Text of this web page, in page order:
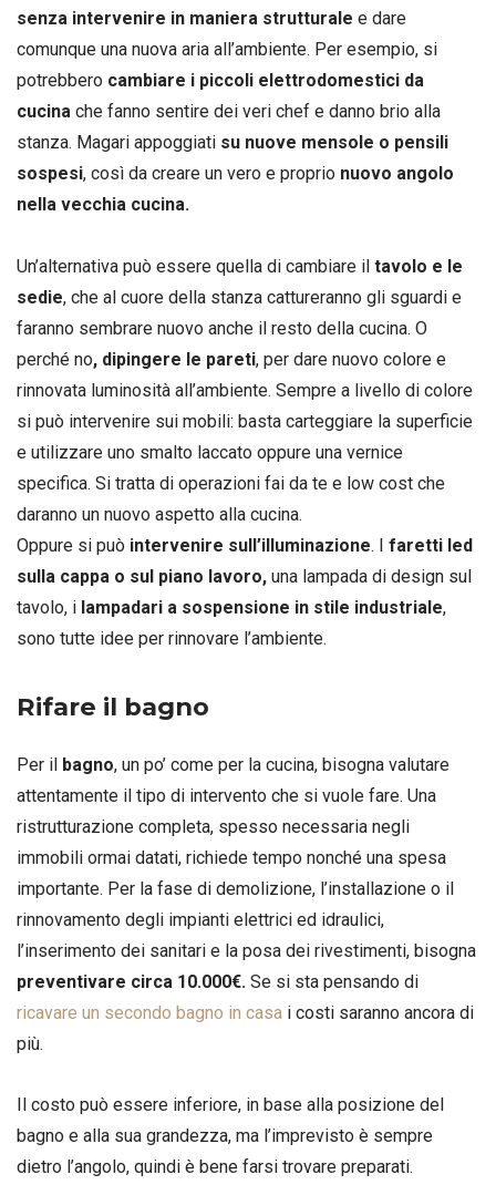
senza intervenire in maniera strutturale e dare
comunque una nuova aria all’ambiente. Per esempio, si
potrebbero cambiare i piccoli elettrodomestici da
cucina che fanno sentire dei veri chef e danno brio alla
stanza. Magari appoggiati su nuove mensole o pensili
sospesi, così da creare un vero e proprio nuovo angolo
nella vecchia cucina.
Un’alternativa può essere quella di cambiare il tavolo e le
sedie, che al cuore della stanza cattureranno gli sguardi e
faranno sembrare nuovo anche il resto della cucina. O
perché no, dipingere le pareti, per dare nuovo colore e
rinnovata luminosità all’ambiente. Sempre a livello di colore
si può intervenire sui mobili: basta carteggiare la superficie
e utilizzare uno smalto laccato oppure una vernice
specifica. Si tratta di operazioni fai da te e low cost che
daranno un nuovo aspetto alla cucina.
Oppure si può intervenire sull’illuminazione. I faretti led
sulla cappa o sul piano lavoro, una lampada di design sul
tavolo, i lampadari a sospensione in stile industriale,
sono tutte idee per rinnovare l’ambiente.
Rifare il bagno
Per il bagno, un po’ come per la cucina, bisogna valutare
attentamente il tipo di intervento che si vuole fare. Una
ristrutturazione completa, spesso necessaria negli
immobili ormai datati, richiede tempo nonché una spesa
importante. Per la fase di demolizione, l’installazione o il
rinnovamento degli impianti elettrici ed idraulici,
l’inserimento dei sanitari e la posa dei rivestimenti, bisogna
preventivare circa 10.000€. Se si sta pensando di
ricavare un secondo bagno in casa i costi saranno ancora di
più.
Il costo può essere inferiore, in base alla posizione del
bagno e alla sua grandezza, ma l’imprevisto è sempre
dietro l’angolo, quindi è bene farsi trovare preparati.